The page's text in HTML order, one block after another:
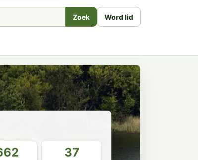
Zoek Word lid
37